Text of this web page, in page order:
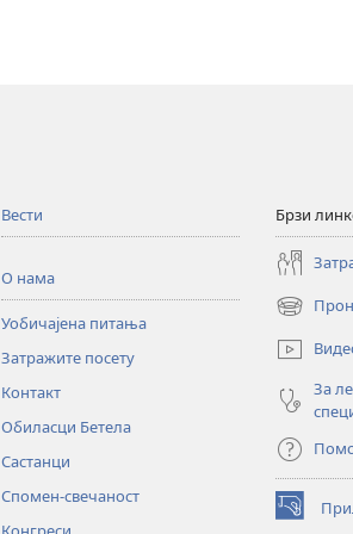
Вести
О нама
Уобичајена питања
Затражите посету
Контакт
Обиласци Бетела
Састанци
Спомен-свечаност
Брзи
(отвара
нови
прозор)
За
(отвара